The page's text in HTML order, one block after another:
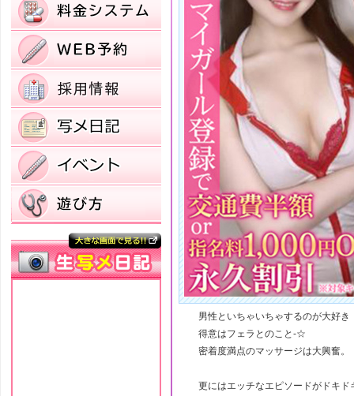
男性といちゃいちゃするのが大好き
得意はフェラとのこと-☆
密着度満点のマッサージは大興奮。
更にはエッチなエピソードがドキド